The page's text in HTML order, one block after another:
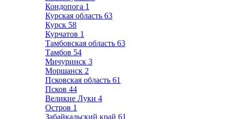
Кондопога 1
Курская область 63
Курск 58
Курчатов 1
Тамбовская область 63
Тамбов 54
Мичуринск 3
Моршанск 2
Псковская область 61
Псков 44
Великие Луки 4
Остров 1
Забайкальский край 61